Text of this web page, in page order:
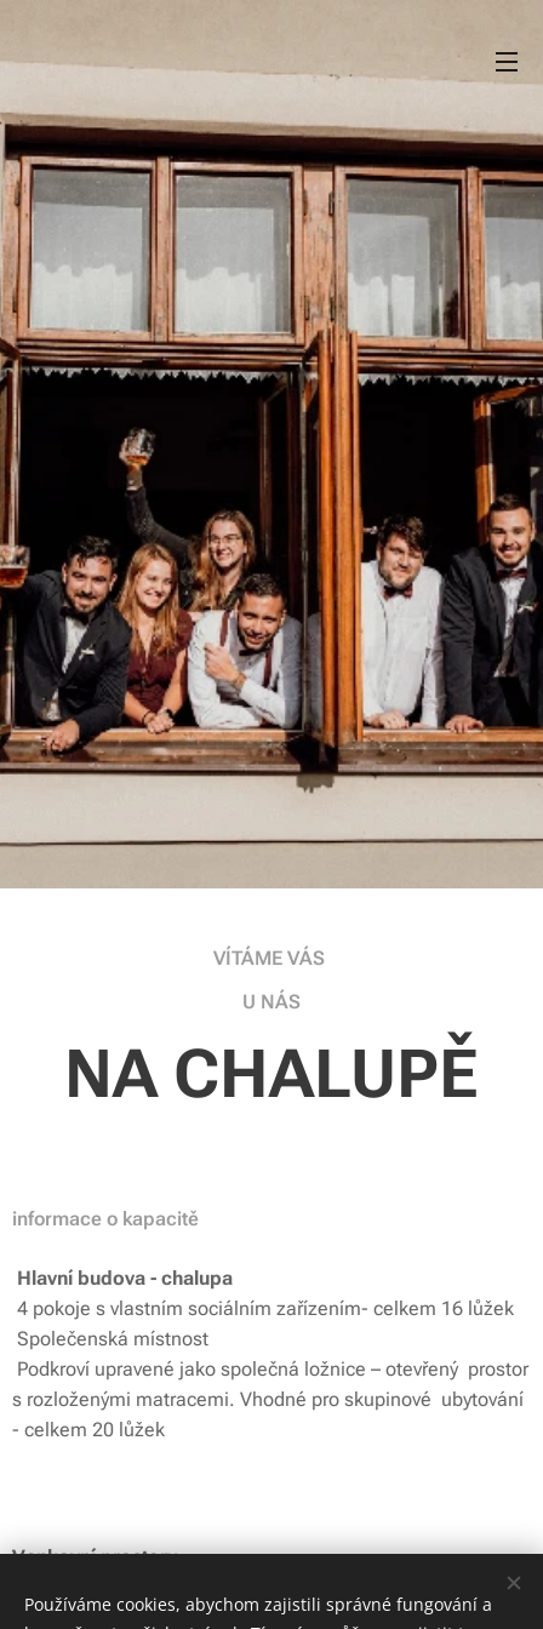
VÍTÁME VÁS
U NÁS
NA CHALUPĚ
informace o kapacitě
Hlavní budova - chalupa
4 pokoje s vlastním sociálním zařízením- celkem 16 lůžek
Společenská místnost
Podkroví upravené jako společná ložnice – otevřený prostor
s rozloženými matracemi. Vhodné pro skupinové ubytování
- celkem 20 lůžek
Venkovní prostory
Malá stodola - 40 osob
Používáme cookies, abychom zajistili správné fungování a